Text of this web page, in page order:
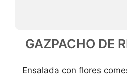
GAZPACHO DE
Ensalada con flores